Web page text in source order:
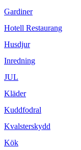
Gardiner
Hotell Restaurang
Husdjur
Inredning
JUL
Kläder
Kuddfodral
Kvalsterskydd
Kök